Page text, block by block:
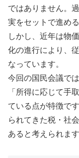
ではありません。
実をセットで進め
しかし、近年は物
化の進行により、
なっています。
今回の国民会議で
「所得に応じて手
ている点が特徴で
られてきた税・社
あると考えられます